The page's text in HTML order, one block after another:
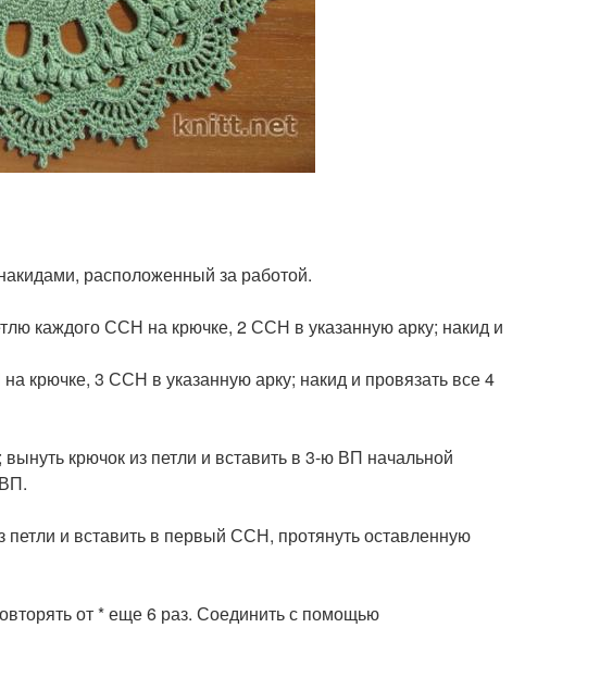
расположенный за работой.
каждого ССН на крючке, 2 ССН в указанную арку; накид и
крючке, 3 ССН в указанную арку; накид и провязать все 4
крючок из петли и вставить в 3-ю ВП начальной
и вставить в первый ССН, протянуть оставленную
от * еще 6 раз. Соединить с помощью